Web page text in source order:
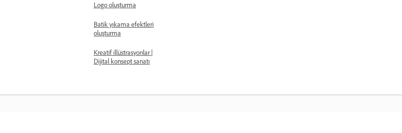
Logo oluşturma
Batik yıkama efektleri
oluşturma
Kreatif illüstrasyonlar |
Dijital konsept sanatı